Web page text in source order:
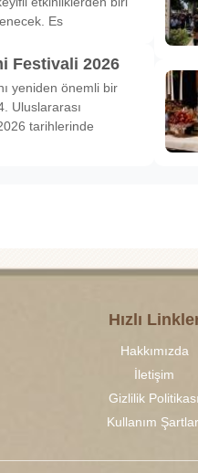
Es
Festivali 2026
yeniden önemli bir
Uluslararası
tarihlerinde
Hızlı
Hakkımızda
İletişim
Gizlilik Politikası
Kullanım